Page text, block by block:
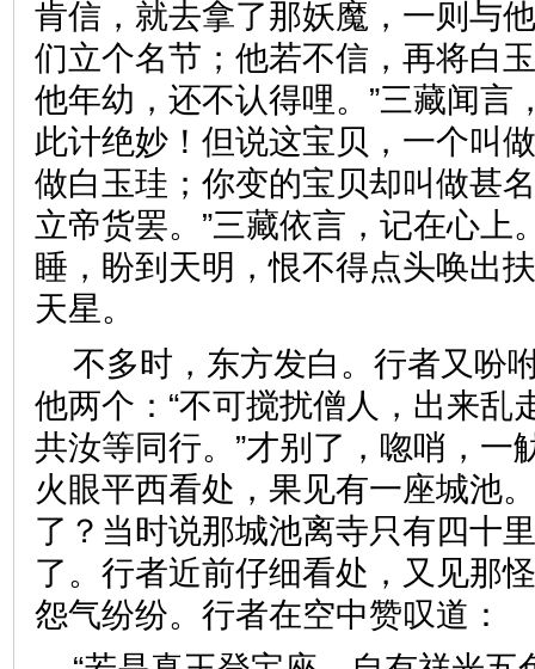
肯信，就去拿了那妖魔，一则与
们立个名节；他若不信，再将白
他年幼，还不认得哩。”三藏闻言
此计绝妙！但说这宝贝，一个叫
做白玉珪；你变的宝贝却叫做甚
立帝货罢。”三藏依言，记在心上
睡，盼到天明，恨不得点头唤出
天星。
不多时，东方发白。行者又吩
他两个：“不可搅扰僧人，出来乱
共汝等同行。”才别了，唿哨，一
火眼平西看处，果见有一座城池
了？当时说那城池离寺只有四十
了。行者近前仔细看处，又见那
怨气纷纷。行者在空中赞叹